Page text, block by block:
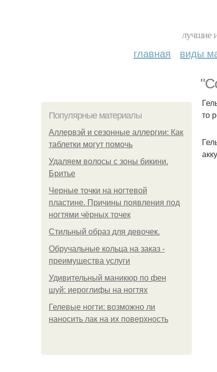
лучшие
главная виды
Популярные материалы
Аллервэй и сезонные аллергии: Как
таблетки могут помочь
Удаляем волосы с зоны бикини.
Бритье
Черные точки на ногтевой
пластине. Причины появления под
ногтями чёрных точек
Стильный образ для девочек.
Обручальные кольца на заказ -
преимущества услуги
Удивительный маникюр по фен
шуй: иероглифы на ногтях
Гелевые ногти: возможно ли
наносить лак на их поверхность
то